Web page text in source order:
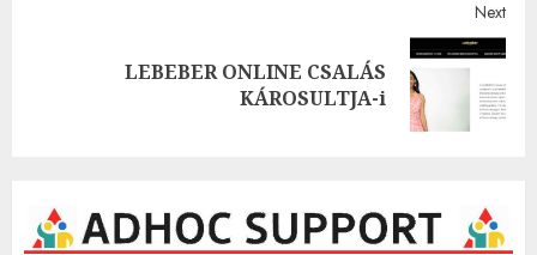
Next
LEBEBER ONLINE CSALÁS
KÁROSULTJA-i